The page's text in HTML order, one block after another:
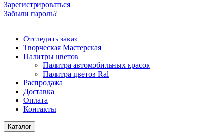
Зарегистрироваться
Забыли пароль?
Отследить заказ
Творческая Мастерская
Палитры цветов
Палитра автомобильных красок
Палитра цветов Ral
Распродажа
Доставка
Оплата
Контакты
Каталог